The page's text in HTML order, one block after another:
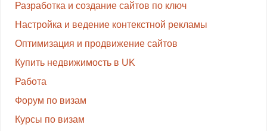
Разработка и создание сайтов по ключ
Настройка и ведение контекстной рекламы
Оптимизация и продвижение сайтов
Купить недвижимость в UK
Работа
Форум по визам
Курсы по визам